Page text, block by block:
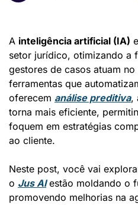
A inteligência artificial (IA)
setor jurídico, otimizando a
gestores de casos atuam
ferramentas que
oferecem análise preditiva,
torna mais eficiente,
foquem em estratégias
ao cliente.
Neste post, você vai
o Jus AI estão moldando o
promovendo melhorias na